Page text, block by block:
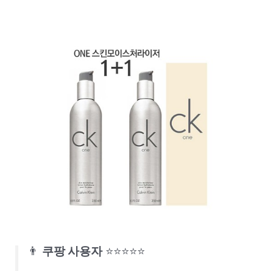
👨 쿠팡 사용자 ⭐⭐⭐⭐⭐